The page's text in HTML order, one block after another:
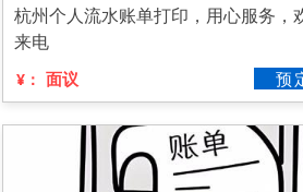
杭州个人流水账单打印，用心服务，
来电
¥： 面议 预